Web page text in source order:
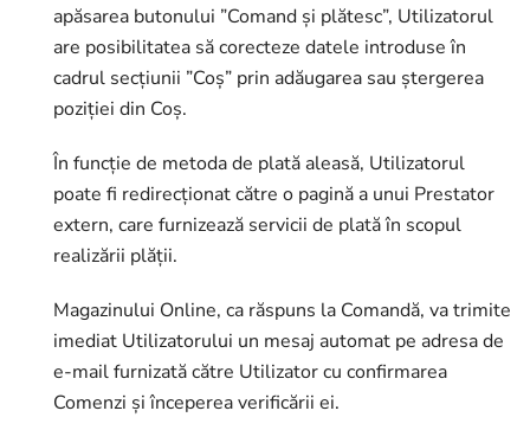
apăsarea butonului ”Comand și plătesc”, Utilizatorul
are posibilitatea să corecteze datele introduse în
cadrul secțiunii ”Coș” prin adăugarea sau ștergerea
poziției din Coș.
În funcție de metoda de plată aleasă, Utilizatorul
poate fi redirecționat către o pagină a unui Prestator
extern, care furnizează servicii de plată în scopul
realizării plății.
Magazinului Online, ca răspuns la Comandă, va trimite
imediat Utilizatorului un mesaj automat pe adresa de
e-mail furnizată către Utilizator cu confirmarea
Comenzi și începerea verificării ei.